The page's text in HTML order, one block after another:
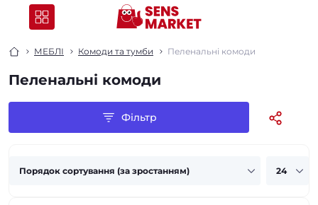
МЕБЛІ Комоди та тумби Пеленальні комоди
Пеленальні комоди
Фільтр